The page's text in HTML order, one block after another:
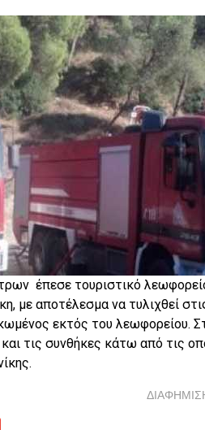
έπεσε τουριστικό
με αποτέλεσμα να τυλιχθεί
εκτός του λεωφορείου.
τις συνθήκες κάτω από τις